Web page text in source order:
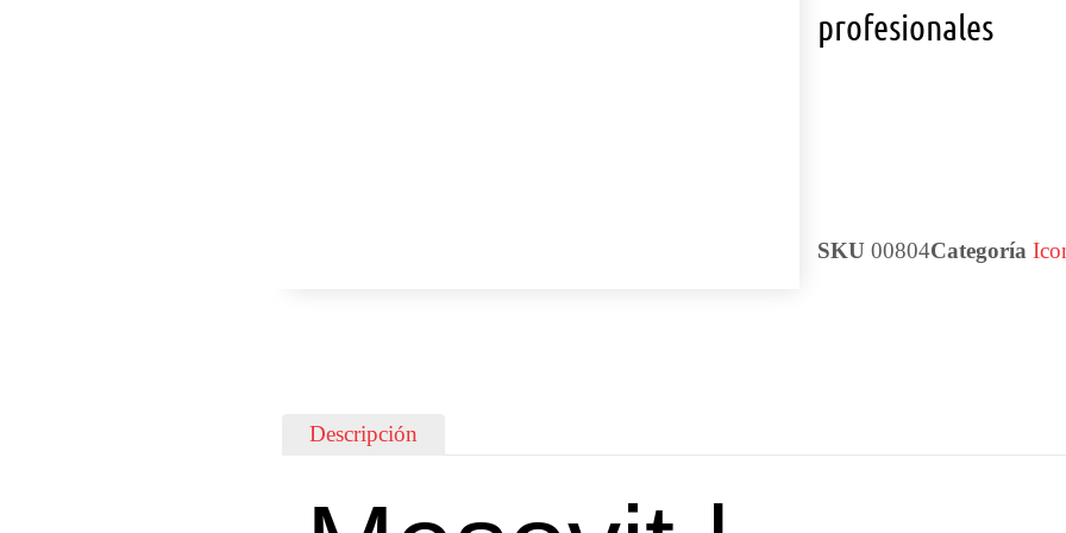
profesionales
SKU 00804Categoría
Descripción